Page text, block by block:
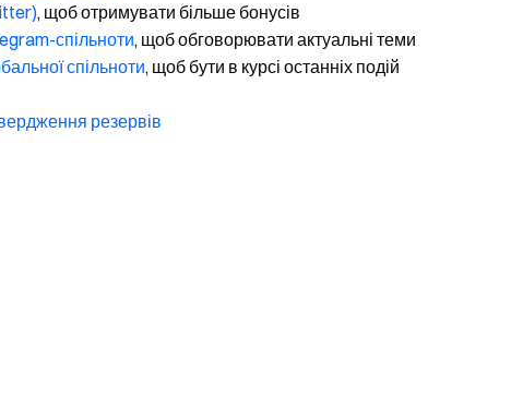
, щоб отримувати більше бонусів
спільноти, щоб обговорювати актуальні теми
спільноти, щоб бути в курсі останніх подій
резервів